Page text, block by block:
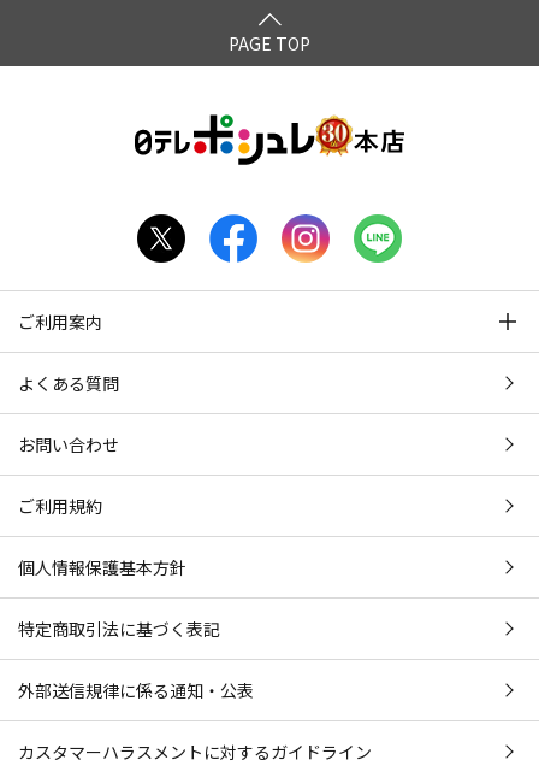
PAGE TOP
ご利用案内
よくある質問
お問い合わせ
ご利用規約
個人情報保護基本方針
特定商取引法に基づく表記
外部送信規律に係る通知・公表
カスタマーハラスメントに対するガイドライン